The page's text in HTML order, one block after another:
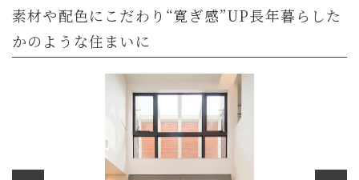
素材や配色にこだわり“寛ぎ感”UP長年暮らした
かのような住まいに